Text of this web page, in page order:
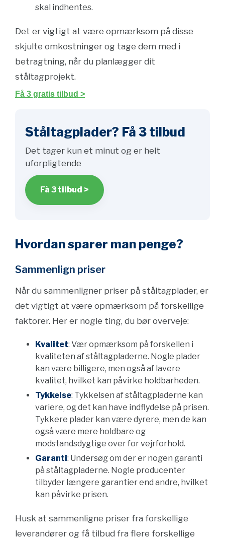
skal indhentes.
Det er vigtigt at være opmærksom på disse
skjulte omkostninger og tage dem med i
betragtning, når du planlægger dit
ståltagprojekt.
Få 3 gratis tilbud >
Ståltagplader? Få 3 tilbud
Det tager kun et minut og er helt
uforpligtende
Få 3 tilbud >
Hvordan sparer man penge?
Sammenlign priser
Når du sammenligner priser på ståltagplader, er
det vigtigt at være opmærksom på forskellige
faktorer. Her er nogle ting, du bør overveje:
Kvalitet: Vær opmærksom på forskellen i
kvaliteten af ståltagpladerne. Nogle plader
kan være billigere, men også af lavere
kvalitet, hvilket kan påvirke holdbarheden.
Tykkelse: Tykkelsen af ståltagpladerne kan
variere, og det kan have indflydelse på prisen.
Tykkere plader kan være dyrere, men de kan
også være mere holdbare og
modstandsdygtige over for vejrforhold.
Garanti: Undersøg om der er nogen garanti
på ståltagpladerne. Nogle producenter
tilbyder længere garantier end andre, hvilket
kan påvirke prisen.
Husk at sammenligne priser fra forskellige
leverandører og få tilbud fra flere forskellige